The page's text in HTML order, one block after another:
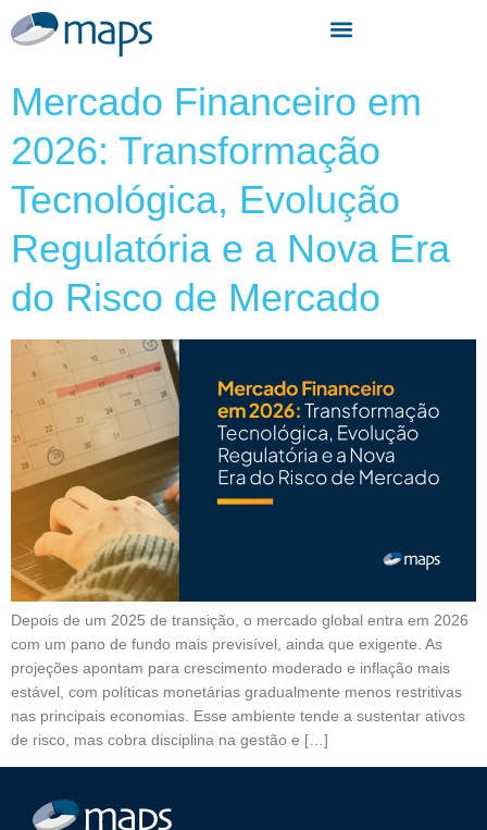
Mercado Financeiro em
2026: Transformação
Tecnológica, Evolução
Regulatória e a Nova Era
do Risco de Mercado
Depois de um 2025 de transição, o mercado global entra em 2026
com um pano de fundo mais previsível, ainda que exigente. As
projeções apontam para crescimento moderado e inflação mais
estável, com políticas monetárias gradualmente menos restritivas
nas principais economias. Esse ambiente tende a sustentar ativos
de risco, mas cobra disciplina na gestão e […]